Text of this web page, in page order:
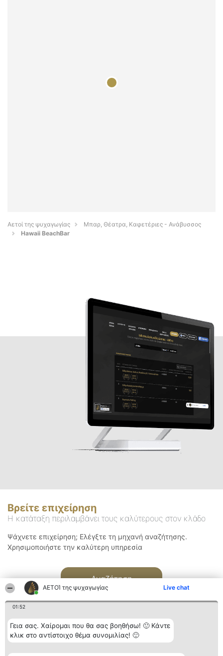
ΑΕΤΟΊ της ψυχαγωγίας Live chat
01:52
Γεια σας. Χαίρομαι που θα σας βοηθήσω! 🙂 Κάντε
κλικ στο αντίστοιχο θέμα συνομιλίας! 🙂
Αετοί της ψυχαγωγίας
Μπαρ, Θέατρα, Καφετέριες - Ανάβυσσος
Hawaii BeachBar
Βρείτε επιχείρηση
Η κατάταξη περιλαμβάνει τους καλύτερους στον κλάδο
Ψάχνετε επιχείρηση; Ελέγξτε τη μηχανή αναζήτησης.
Χρησιμοποιήστε την καλύτερη υπηρεσία
Αναζήτηση
Διοργανωτής της
Κατάταξη Επικοινωνία